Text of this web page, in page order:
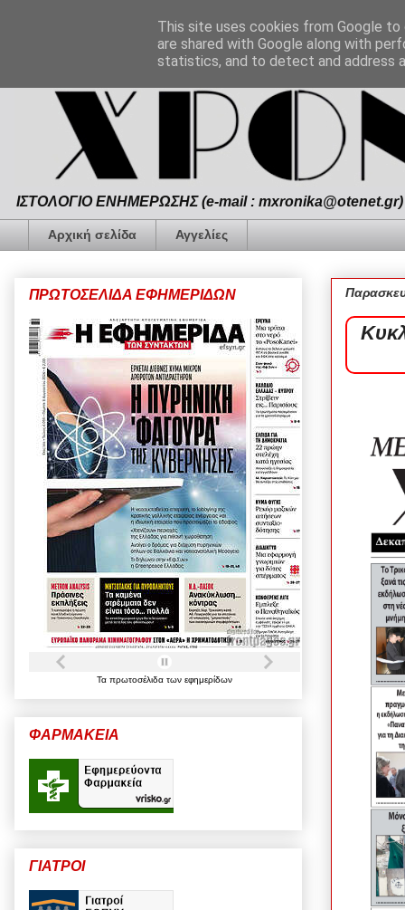
ΙΣΤΟΛΟΓΙΟ ΕΝΗΜΕΡΩΣΗΣ (e-mail :
Αρχική σελίδα Αγγελίες
ΠΡΩΤΟΣΕΛΙΔΑ ΕΦΗΜΕΡΙΔΩΝ
Τα πρωτοσέλιδα των εφημερίδων
ΦΑΡΜΑΚΕΙΑ
ΓΙΑΤΡΟΙ
This site uses cookies from Google
are shared with Google along with
statistics, and to detect and address